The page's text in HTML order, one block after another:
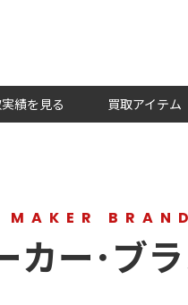
績を見る 買取アイテム
MAKER BRAND
カー･ブ